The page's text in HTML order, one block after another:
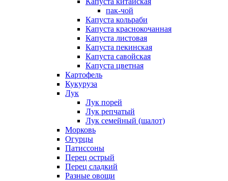
пак-чой
Капуста кольраби
Капуста краснокочанная
Капуста листовая
Капуста пекинская
Капуста савойская
Капуста цветная
Картофель
Кукуруза
Лук
Лук порей
Лук репчатый
Лук семейный (шалот)
Морковь
Огурцы
Патиссоны
Перец острый
Перец сладкий
Разные овощи